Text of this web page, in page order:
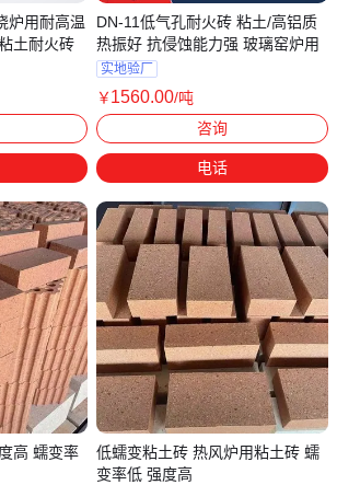
炉用耐高温
土耐火砖
高 蠕变率
DN-11低气孔耐火砖 粘土/高铝质
热振好 抗侵蚀能力强 玻璃窑炉用
实地验厂
￥1560.00/吨
河南郑州
咨询
电话
低蠕变粘土砖 热风炉用粘土砖 蠕
变率低 强度高